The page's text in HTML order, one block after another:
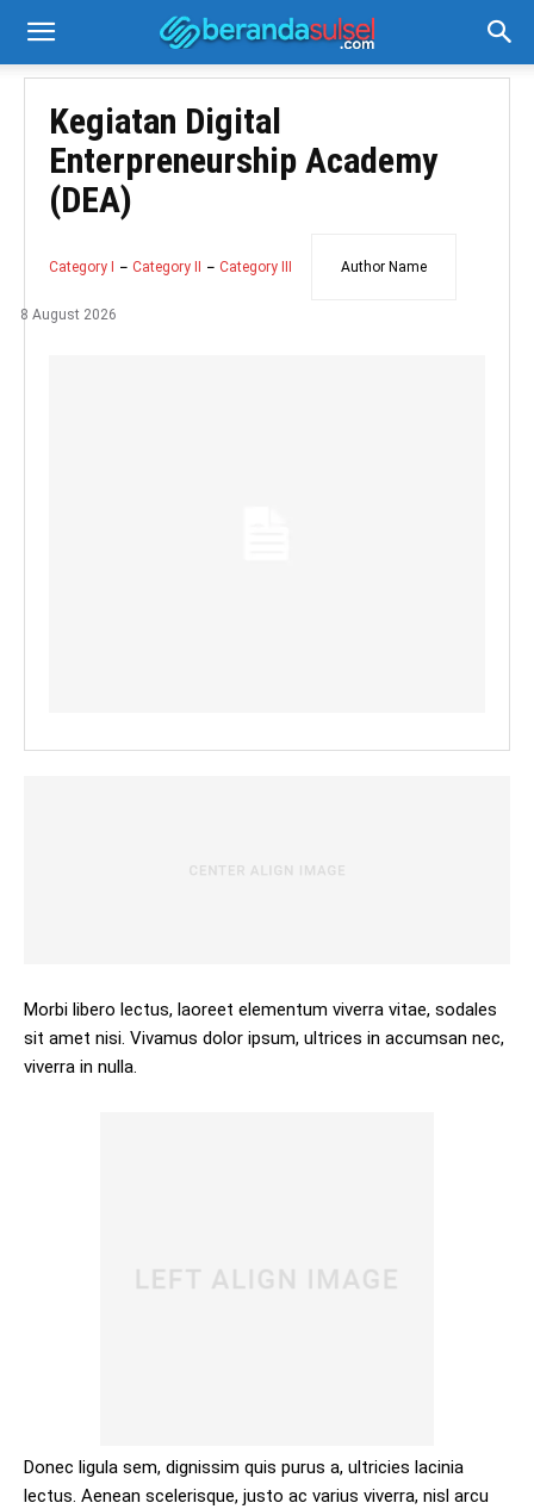
Kegiatan Digital
Enterpreneurship Academy
(DEA)
Category I Category II Category III Author Name
8 August 2026
Morbi libero lectus, laoreet elementum viverra vitae, sodales
sit amet nisi. Vivamus dolor ipsum, ultrices in accumsan nec,
viverra in nulla.
Donec ligula sem, dignissim quis purus a, ultricies lacinia
lectus. Aenean scelerisque, justo ac varius viverra, nisl arcu